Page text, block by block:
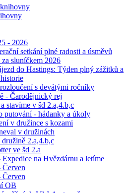
- 2026
setkání plné radosti a úsměvů
sluníčkem 2026
do Hastings: Týden plný zážitků a
s devátými ročníky
- Čarodějnický rej
stavíme v šd 2.a,4.b,c
putování - hádanky a úkoly
v družince s kozami
v družinách
2.a,4.b,c
ve šd 2.a
na Hvězdárnu a letíme
Červen
Červen
OB